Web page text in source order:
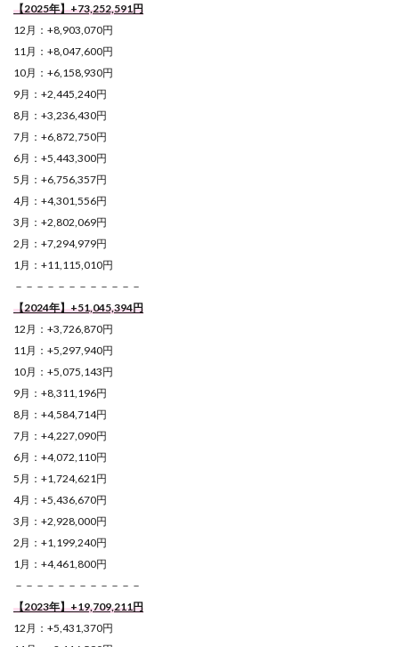
【2025年】+73,252,591円
12月：+8,903,070円
11月：+8,047,600円
10月：+6,158,930円
9月：+2,445,240円
8月：+3,236,430円
7月：+6,872,750円
6月：+5,443,300円
5月：+6,756,357円
4月：+4,301,556円
3月：+2,802,069円
2月：+7,294,979円
1月：+11,115,010円
－－－－－－－－－－－－
【2024年】+51,045,394円
12月：+3,726,870円
11月：+5,297,940円
10月：+5,075,143円
9月：+8,311,196円
8月：+4,584,714円
7月：+4,227,090円
6月：+4,072,110円
5月：+1,724,621円
4月：+5,436,670円
3月：+2,928,000円
2月：+1,199,240円
1月：+4,461,800円
－－－－－－－－－－－－
【2023年】+19,709,211円
12月：+5,431,370円